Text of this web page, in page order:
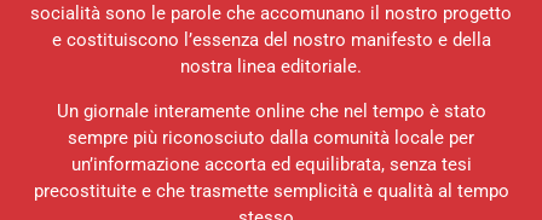
socialità sono le parole che accomunano il nostro progetto
e costituiscono l’essenza del nostro manifesto e della
nostra linea editoriale.
Un giornale interamente online che nel tempo è stato
sempre più riconosciuto dalla comunità locale per
un’informazione accorta ed equilibrata, senza tesi
precostituite e che trasmette semplicità e qualità al tempo